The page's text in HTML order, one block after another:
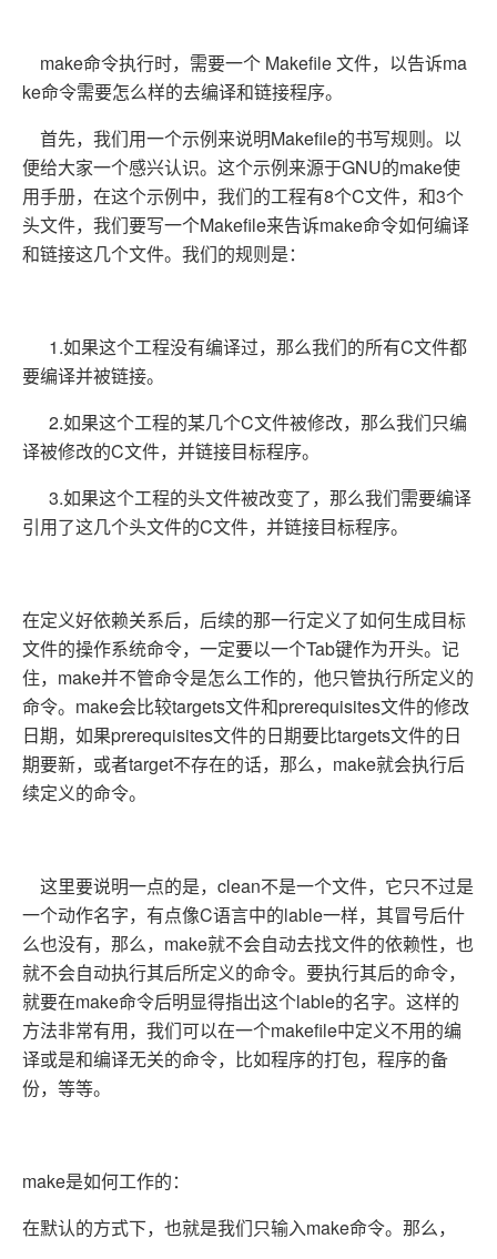
make命令执行时，需要一个 Makefile 文件，以告诉ma
ke命令需要怎么样的去编译和链接程序。
首先，我们用一个示例来说明Makefile的书写规则。以
便给大家一个感兴认识。这个示例来源于GNU的make使
用手册，在这个示例中，我们的工程有8个C文件，和3个
头文件，我们要写一个Makefile来告诉make命令如何编译
和链接这几个文件。我们的规则是：
1.如果这个工程没有编译过，那么我们的所有C文件都
要编译并被链接。
2.如果这个工程的某几个C文件被修改，那么我们只编
译被修改的C文件，并链接目标程序。
3.如果这个工程的头文件被改变了，那么我们需要编译
引用了这几个头文件的C文件，并链接目标程序。
在定义好依赖关系后，后续的那一行定义了如何生成目标
文件的操作系统命令，一定要以一个Tab键作为开头。记
住，make并不管命令是怎么工作的，他只管执行所定义的
命令。make会比较targets文件和prerequisites文件的修改
日期，如果prerequisites文件的日期要比targets文件的日
期要新，或者target不存在的话，那么，make就会执行后
续定义的命令。
这里要说明一点的是，clean不是一个文件，它只不过是
一个动作名字，有点像C语言中的lable一样，其冒号后什
么也没有，那么，make就不会自动去找文件的依赖性，也
就不会自动执行其后所定义的命令。要执行其后的命令，
就要在make命令后明显得指出这个lable的名字。这样的
方法非常有用，我们可以在一个makefile中定义不用的编
译或是和编译无关的命令，比如程序的打包，程序的备
份，等等。
make是如何工作的：
在默认的方式下，也就是我们只输入make命令。那么，